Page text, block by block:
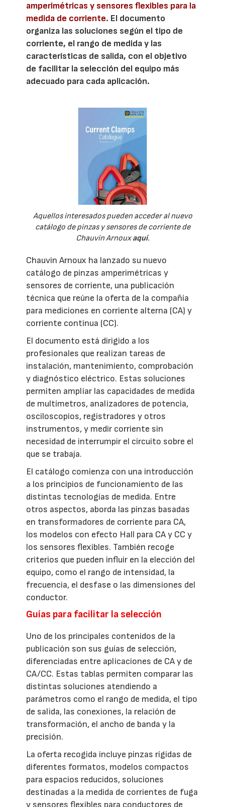
amperimétricas y sensores flexibles para la
medida de corriente. El documento
organiza las soluciones según el tipo de
corriente, el rango de medida y las
características de salida, con el objetivo
de facilitar la selección del equipo más
adecuado para cada aplicación.
Aquellos interesados pueden acceder al nuevo
catálogo de pinzas y sensores de corriente de
Chauvin Arnouxaquí.
Chauvin Arnoux ha lanzado su nuevo
catálogo de pinzas amperimétricas y
sensores de corriente, una publicación
técnica que reúne la oferta de la compañía
para mediciones en corriente alterna (CA) y
corriente continua (CC).
El documento está dirigido a los
profesionales que realizan tareas de
instalación, mantenimiento, comprobación
y diagnóstico eléctrico. Estas soluciones
permiten ampliar las capacidades de medida
de multímetros, analizadores de potencia,
osciloscopios, registradores y otros
instrumentos, y medir corriente sin
necesidad de interrumpir el circuito sobre el
que se trabaja.
El catálogo comienza con una introducción
a los principios de funcionamiento de las
distintas tecnologías de medida. Entre
otros aspectos, aborda las pinzas basadas
en transformadores de corriente para CA,
los modelos con efecto Hall para CA y CC y
los sensores flexibles. También recoge
criterios que pueden influir en la elección del
equipo, como el rango de intensidad, la
frecuencia, el desfase o las dimensiones del
conductor.
Guías para facilitar la selección
Uno de los principales contenidos de la
publicación son sus guías de selección,
diferenciadas entre aplicaciones de CA y de
CA/CC. Estas tablas permiten comparar las
distintas soluciones atendiendo a
parámetros como el rango de medida, el tipo
de salida, las conexiones, la relación de
transformación, el ancho de banda y la
precisión.
La oferta recogida incluye pinzas rígidas de
diferentes formatos, modelos compactos
para espacios reducidos, soluciones
destinadas a la medida de corrientes de fuga
y sensores flexibles para conductores de